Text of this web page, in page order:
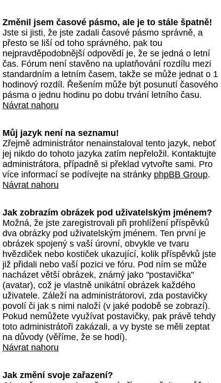
Změnil jsem časové pásmo, ale je to stále špatně!
Jste si jisti, že jste zadali časové pásmo správně, a
přesto se liší od toho správného, pak tou
nejpravděpodobnější odpovědí je, že se jedná o letní
čas. Fórum není stavěno na uplatňování rozdílu mezi
standardním a letním časem, takže se může jednat o 1
hodinový rozdíl. Řešením může být posunutí časového
pásma o jednu hodinu po dobu trvání letního času.
Návrat nahoru
Můj jazyk není na seznamu!
Zřejmě administrátor nenainstaloval tento jazyk, neboť
jej nikdo do tohoto jazyka zatím nepřeložil. Kontaktujte
administrátora, případně si překlad vytvořte sami. Pro
více informací se podívejte na stránky phpBB Group.
Návrat nahoru
Jak zobrazím obrázek pod uživatelským jménem?
Možná, že jste zaregistrovali při prohlížení příspěvků
dva obrázky pod uživatelským jménem. Ten první je
obrázek spojený s vaší úrovní, obvykle ve tvaru
hvězdiček nebo kostiček ukazující, kolik příspěvků jste
již přidali nebo vaší pozici ve fóru. Pod ním se může
nacházet větší obrázek, známý jako "postavička"
(avatar), což je vlastně unikátní obrázek každého
uživatele. Záleží na administrátorovi, zda postavičky
povolí či jak s nimi naloží (v jaké podobě se zobrazí).
Pokud nemůžete využívat postavičky, pak právě tehdy
toto administrátoři zakázali, a vy byste se měli zeptat
na důvody (věříme, že se hodí).
Návrat nahoru
Jak změní svoje zařazení?